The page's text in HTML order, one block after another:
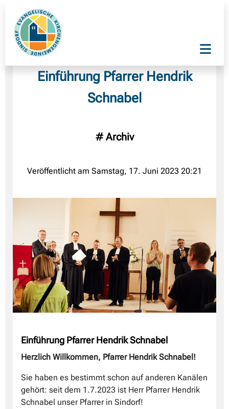
Einführung Pfarrer Hendrik
Schnabel
# Archiv
Veröffentlicht am Samstag, 17. Juni 2023 20:21
Einführung Pfarrer Hendrik Schnabel
Herzlich Willkommen, Pfarrer Hendrik Schnabel!
Sie haben es bestimmt schon auf anderen Kanälen
gehört: seit dem 1.7.2023 ist Herr Pfarrer Hendrik
Schnabel unser Pfarrer in Sindorf!